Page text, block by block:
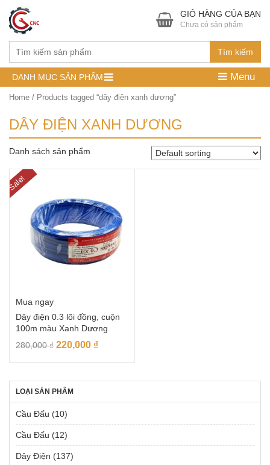
Tìm kiếm
GIỎ HÀNG CỦA BẠN
Chưa có sản phẩm
DANH MỤC SẢN PHẨM Menu
Home / Products tagged “dây điện xanh dương”
DÂY ĐIỆN XANH DƯƠNG
Danh sách sản phẩm
Sale!
Mua ngay
Dây điện 0.3 lõi đồng, cuộn
100m màu Xanh Dương
280,000₫ 220,000 ₫
LOẠI SẢN PHẨM
Cầu Đấu (10)
Cầu Đấu (12)
Dây Điện (137)